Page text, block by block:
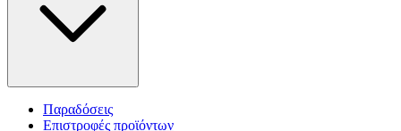
Παραδόσεις
Επιστροφές προϊόντων